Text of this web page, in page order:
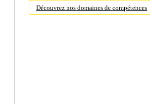
Découvrez nos domaines de compétences